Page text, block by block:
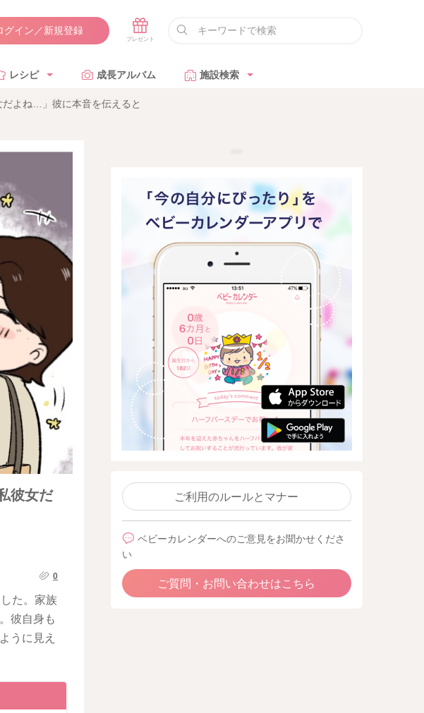
グイン／新規登録
レシピ 成長アルバム 施設検索
よね…」彼に本音を伝えると
彼女だ
0
た。家族
彼自身も
うに見え
ご利用のルールとマナー
ベビーカレンダーへのご意見をお聞かせくださ
い
ご質問・お問い合わせはこちら